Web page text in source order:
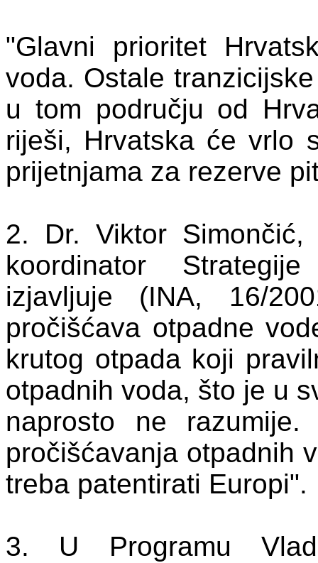
"Glavni prioritet
voda. Ostale
u tom području od
riješi, Hrvatska će vrlo
prijetnjama za rezerve
2. Dr. Viktor
koordinator
izjavljuje (INA, 16/
pročišćava otpadne
krutog otpada koji
otpadnih voda, što je u
naprosto ne
pročišćavanja otpadnih
treba patentirati Europi".
3. U Programu